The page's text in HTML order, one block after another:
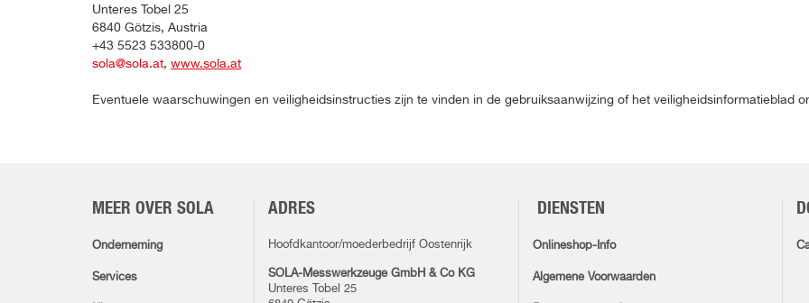
Unteres Tobel 25
6840 Götzis, Austria
+43 5523 533800-0
sola@sola.at, www.sola.at
Eventuele waarschuwingen en veiligheidsinstructies zijn te vinden in de gebruiksaanwijzing of het veiligheidsinformatieblad
MEER OVER SOLA
Onderneming
Services
ADRES
Hoofdkantoor/moederbedrijf Oostenrijk
SOLA-Messwerkzeuge GmbH & Co KG
Unteres Tobel 25
DIENSTEN
Onlineshop-Info
Algemene Voorwaarden